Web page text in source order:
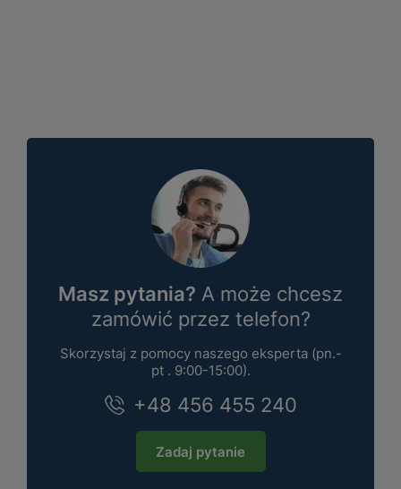
Masz pytania? A może chcesz
zamówić przez telefon?
Skorzystaj z pomocy naszego eksperta (pn.-
pt . 9:00-15:00).
+48 456 455 240
Zadaj pytanie